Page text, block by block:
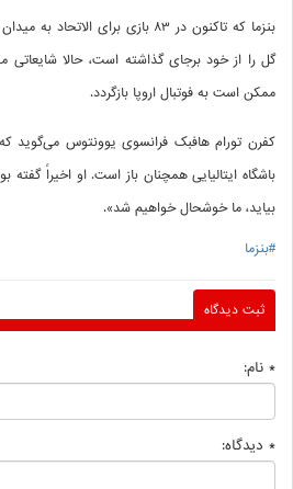
گل را از خود برجای گذاشته است، حالا
ممکن است به فوتبال اروپا بازگردد.
کفرن تورام هافبک فرانسوی یوونتوس می‌گوید
باشگاه ایتالیایی همچنان باز است. او اخیراً گفته
بیاید، ما خوشحال خواهیم شد».
#بنزما
ثبت دیدگاه
* نام:
* دیدگاه: